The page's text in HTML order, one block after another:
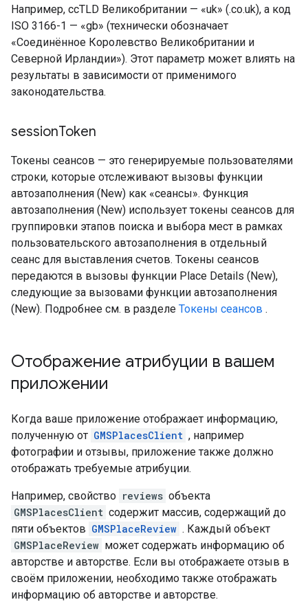
Например, ccTLD Великобритании — «uk» (.co.uk), а код
ISO 3166-1 — «gb» (технически обозначает
«Соединённое Королевство Великобритании и
Северной Ирландии»). Этот параметр может влиять на
результаты в зависимости от применимого
законодательства.
sessionToken
Токены сеансов — это генерируемые пользователями
строки, которые отслеживают вызовы функции
автозаполнения (New) как «сеансы». Функция
автозаполнения (New) использует токены сеансов для
группировки этапов поиска и выбора мест в рамках
пользовательского автозаполнения в отдельный
сеанс для выставления счетов. Токены сеансов
передаются в вызовы функции Place Details (New),
следующие за вызовами функции автозаполнения
(New). Подробнее см. в разделе Токены сеансов .
Отображение атрибуции в вашем
приложении
Когда ваше приложение отображает информацию,
полученную от GMSPlacesClient , например
фотографии и отзывы, приложение также должно
отображать требуемые атрибуции.
Например, свойство reviews объекта
GMSPlacesClient содержит массив, содержащий до
пяти объектов GMSPlaceReview . Каждый объект
GMSPlaceReview может содержать информацию об
авторстве и авторстве. Если вы отображаете отзыв в
своём приложении, необходимо также отображать
информацию об авторстве и авторстве.